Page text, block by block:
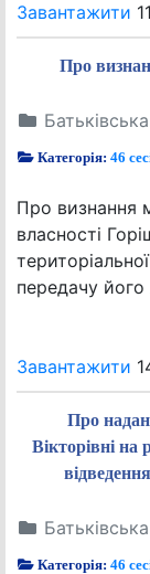
Завантажити
Про
Категорія:46
Про визнання
власності
передачу
Завантажити
Про
Вікторівні
Категорія:46